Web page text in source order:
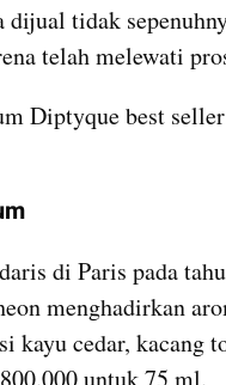
tidak
telah melewati
Diptyque best
di Paris pada
menghadirkan
kayu cedar, kacang
untuk 75 ml.